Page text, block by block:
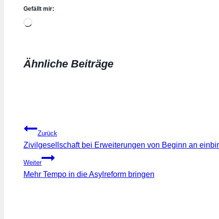
Gefällt mir:
Wird
Ähnliche Beiträge
Beitragsnavigation
Zurück
Zivilgesellschaft bei Erweiterungen von Beginn an
Weiter
Mehr Tempo in die Asylreform bringen